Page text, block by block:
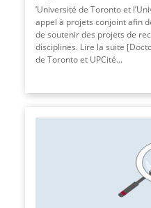
’Université de Toronto et
appel à projets conjoint afin
de soutenir des projets de
disciplines. Lire la suite
de Toronto et UPCité...